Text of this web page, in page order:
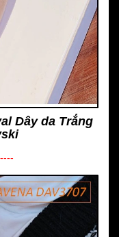
Dây da Trắng